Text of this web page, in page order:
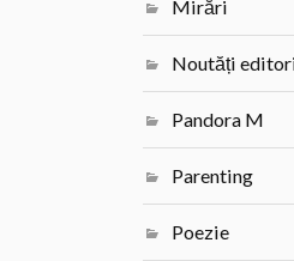
Mirări
Noutăți
Pandora M
Parenting
Poezie